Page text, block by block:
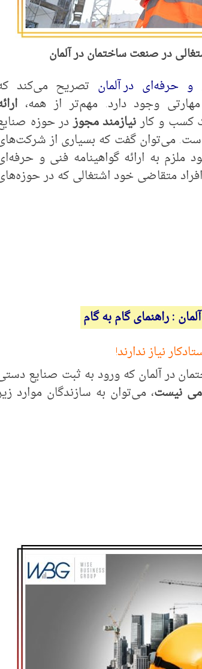
در صنعت ساختمان در آلمان
حرفه‌ای در آلمان
وجود دارد. مهم‌تر از همه،
کسب و کارنیازمند مجوز
: راهنمای گام به گام
نیاز ندارند!
نیست